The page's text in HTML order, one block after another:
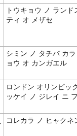
トウキョウ ノ ラン
ティ オ メザセ
シミン ノ タチバ カ
ョウ オ カンガエル
ロンドン オリンピッ
ッケイ ノ ジレイ ニ
コレカラ ノ ヒャクネ